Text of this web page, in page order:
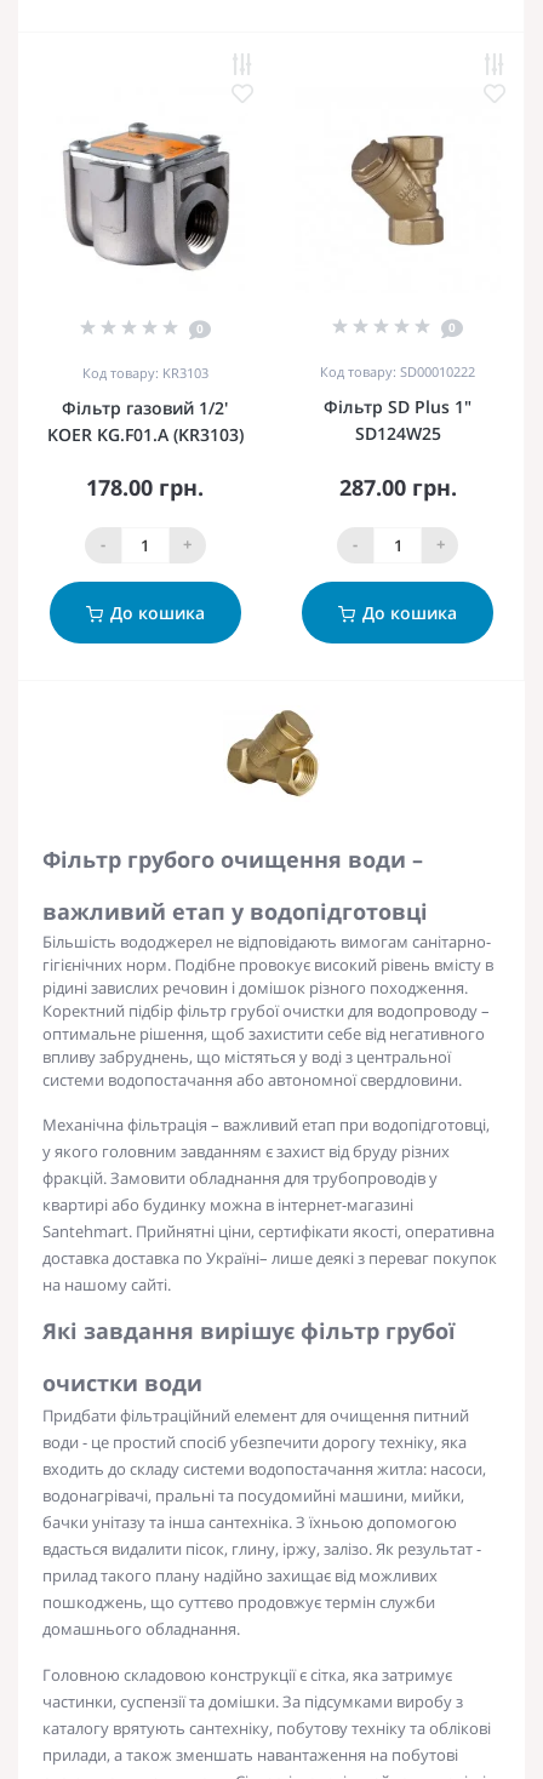
0
Код товару: KR3103
Фільтр газовий 1/2'
KOER KG.F01.A (KR3103)
178.00 грн.
- +
До кошика
0
Код товару: SD00010222
Фільтр SD Plus 1"
SD124W25
287.00 грн.
- +
До кошика
Фільтр грубого очищення води –
важливий етап у водопідготовці
Більшість вододжерел не відповідають вимогам санітарно-
гігієнічних норм. Подібне провокує високий рівень вмісту в
рідині завислих речовин і домішок різного походження.
Коректний підбірфільтр грубої очистки для водопроводу–
оптимальне рішення, щоб захистити себе від негативного
впливу забруднень, що містяться у воді з центральної
системи водопостачання або автономної свердловини.
Механічна фільтрація – важливий етап при водопідготовці,
у якого головним завданням єзахист відбруду різних
фракцій. Замовити обладнання для трубопроводіву
квартирі або будинку можна в інтернет-магазині
Santehmart. Прийнятні ціни, сертифікати якості, оперативна
доставкадоставка по Україні– лише деякі з переваг покупок
на нашому сайті.
Які завдання вирішує фільтр грубої
очистки води
Придбати фільтраційний елемент для очищення питний
води - це простий спосіб убезпечити дорогу техніку, яка
входить до складу системи водопостачання житла: насоси,
водонагрівачі, пральні та посудомийні машини, мийки,
бачки унітазу та інша сантехніка. З їхньою допомогою
вдасться видалити пісок, глину, іржу, залізо. Як результат -
приладтакого плану надійно захищає від можливих
пошкоджень, що суттєво продовжує термін служби
домашнього обладнання.
Головною складовою конструкції єсітка, яка затримує
частинки, суспензії та домішки. За підсумками виробу з
каталогу врятують сантехніку, побутову техніку та облікові
прилади, а також зменшать навантаження на побутові